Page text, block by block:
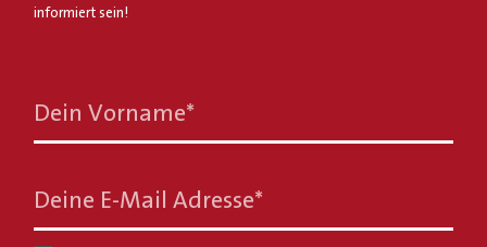
informiert sein!
Dein Vorname*
Deine E-Mail Adresse*